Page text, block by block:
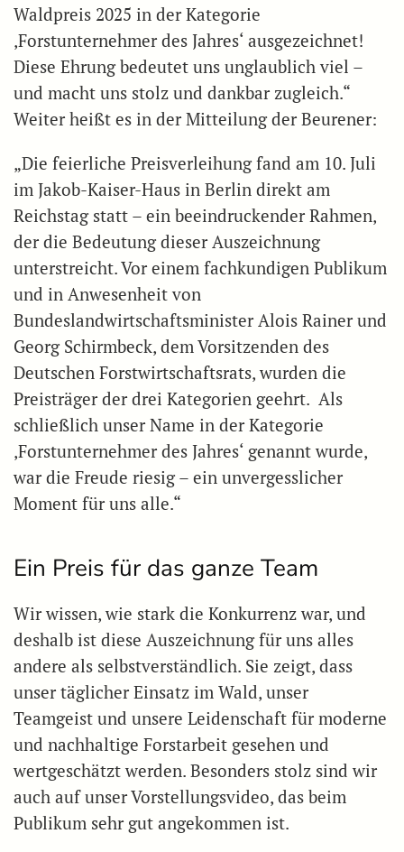
Waldpreis 2025 in der Kategorie
,Forstunternehmer des Jahres‘ ausgezeichnet!
Diese Ehrung bedeutet uns unglaublich viel –
und macht uns stolz und dankbar zugleich.“
Weiter heißt es in der Mitteilung der Beurener:
„Die feierliche Preisverleihung fand am 10. Juli
im Jakob-Kaiser-Haus in Berlin direkt am
Reichstag statt – ein beeindruckender Rahmen,
der die Bedeutung dieser Auszeichnung
unterstreicht. Vor einem fachkundigen Publikum
und in Anwesenheit von
Bundeslandwirtschaftsminister Alois Rainer und
Georg Schirmbeck, dem Vorsitzenden des
Deutschen Forstwirtschaftsrats, wurden die
Preisträger der drei Kategorien geehrt. Als
schließlich unser Name in der Kategorie
,Forstunternehmer des Jahres‘ genannt wurde,
war die Freude riesig – ein unvergesslicher
Moment für uns alle.“
Ein Preis für das ganze Team
Wir wissen, wie stark die Konkurrenz war, und
deshalb ist diese Auszeichnung für uns alles
andere als selbstverständlich. Sie zeigt, dass
unser täglicher Einsatz im Wald, unser
Teamgeist und unsere Leidenschaft für moderne
und nachhaltige Forstarbeit gesehen und
wertgeschätzt werden. Besonders stolz sind wir
auch auf unser Vorstellungsvideo, das beim
Publikum sehr gut angekommen ist.